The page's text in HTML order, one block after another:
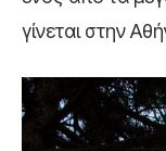
γίνεται στην